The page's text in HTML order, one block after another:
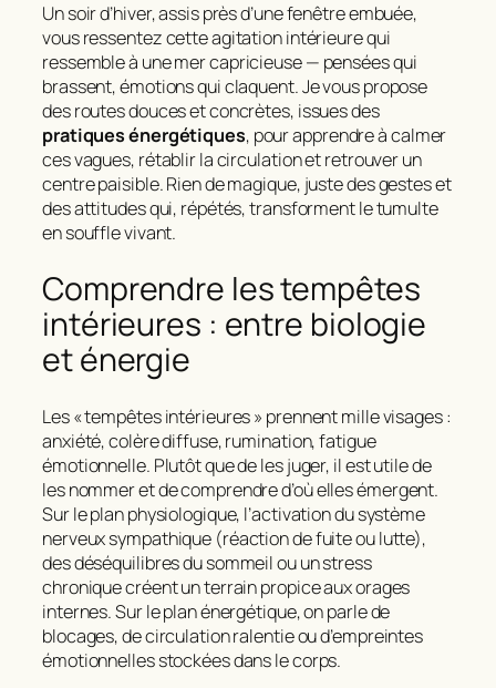
Un soir d’hiver, assis près d’une fenêtre embuée,
vous ressentez cette agitation intérieure qui
ressemble à une mer capricieuse — pensées qui
brassent, émotions qui claquent. Je vous propose
des routes douces et concrètes, issues des
pratiques énergétiques, pour apprendre à calmer
ces vagues, rétablir la circulation et retrouver un
centre paisible. Rien de magique, juste des gestes et
des attitudes qui, répétés, transforment le tumulte
en souffle vivant.
Comprendre les tempêtes
intérieures : entre biologie
et énergie
Les « tempêtes intérieures » prennent mille visages :
anxiété, colère diffuse, rumination, fatigue
émotionnelle. Plutôt que de les juger, il est utile de
les nommer et de comprendre d’où elles émergent.
Sur le plan physiologique, l’activation du système
nerveux sympathique (réaction de fuite ou lutte),
des déséquilibres du sommeil ou un stress
chronique créent un terrain propice aux orages
internes. Sur le plan énergétique, on parle de
blocages, de circulation ralentie ou d’empreintes
émotionnelles stockées dans le corps.